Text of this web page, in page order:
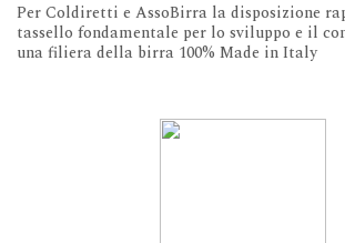
Per Coldiretti e AssoBirra la disposizione
tassello fondamentale per lo sviluppo e il
una filiera della birra 100% Made in Italy